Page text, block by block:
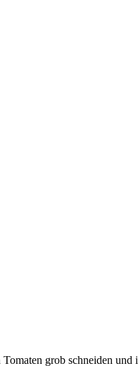
grob schneiden und